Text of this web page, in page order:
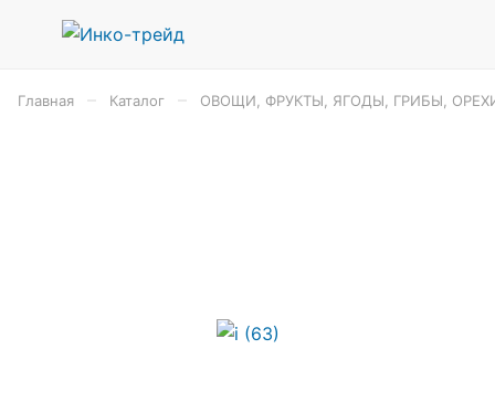
Главная Каталог ОВОЩИ, ФРУКТЫ, ЯГОДЫ, ГРИБЫ,